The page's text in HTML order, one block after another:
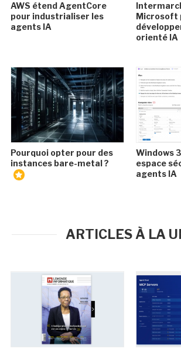
AWS étend AgentCore
pour industrialiser les
agents IA
Microsoft
orienté IA
Pourquoi opter pour des
instances bare-metal ?
Windows
espace
agents IA
ARTICLES À LA